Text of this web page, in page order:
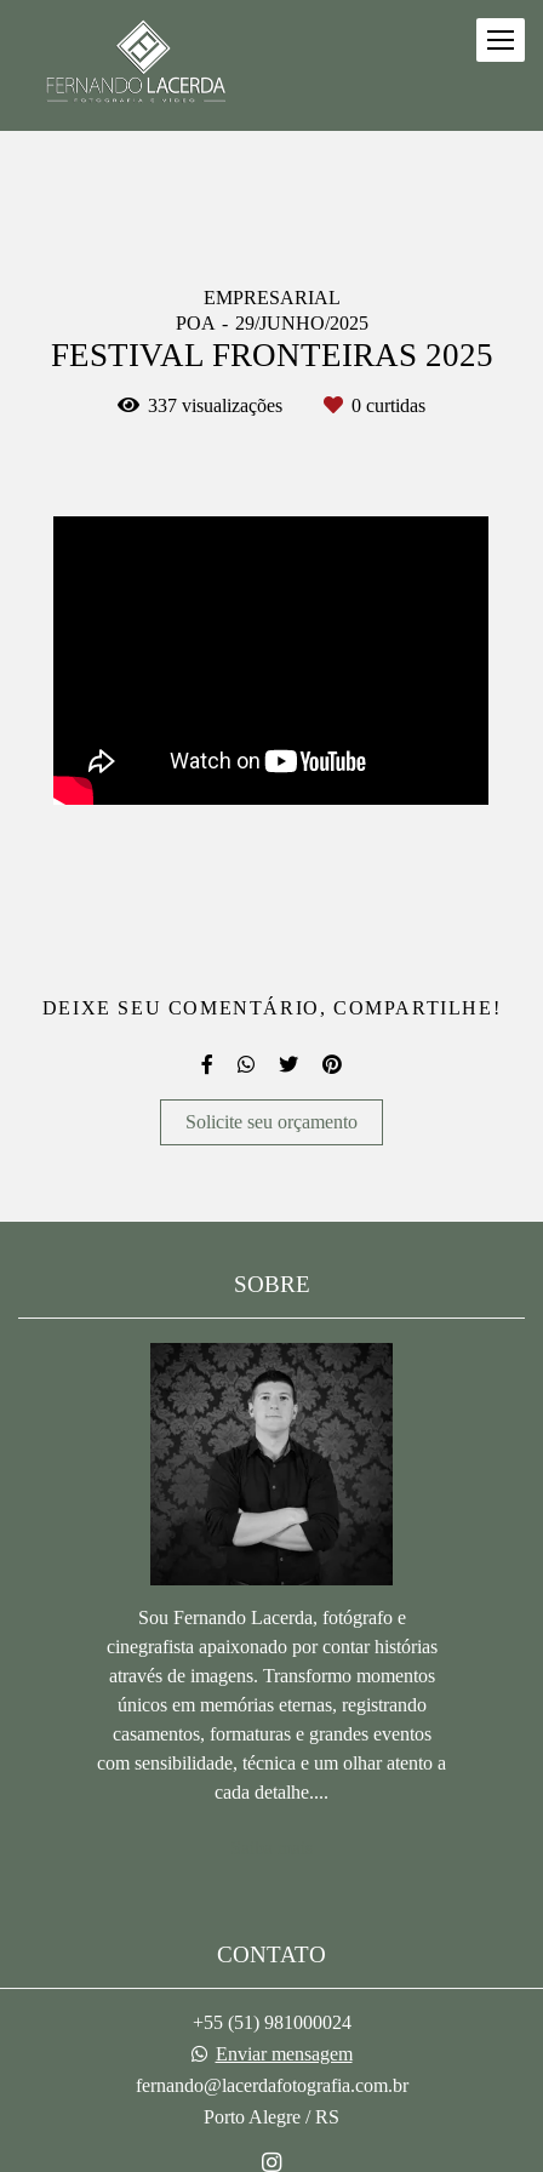
EMPRESARIAL
POA
29/JUNHO/2025
FESTIVAL FRONTEIRAS 2025
337 visualizações 0 curtidas
DEIXE SEU COMENTÁRIO, COMPARTILHE!
Solicite seu orçamento
SOBRE
Sou Fernando Lacerda, fotógrafo e
cinegrafista apaixonado por contar histórias
através de imagens. Transformo momentos
únicos em memórias eternas, registrando
casamentos, formaturas e grandes eventos
com sensibilidade, técnica e um olhar atento a
cada detalhe....
CONTATO
+55 (51) 981000024
Enviar mensagem
fernando@lacerdafotografia.com.br
Porto Alegre / RS